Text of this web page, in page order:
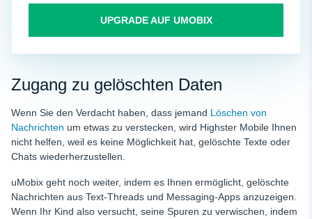
UPGRADE AUF UMOBIX
Zugang zu gelöschten Daten
Wenn Sie den Verdacht haben, dass jemand Löschen von
Nachrichten um etwas zu verstecken, wird Highster Mobile Ihnen
nicht helfen, weil es keine Möglichkeit hat, gelöschte Texte oder
Chats wiederherzustellen.
uMobix geht noch weiter, indem es Ihnen ermöglicht, gelöschte
Nachrichten aus Text-Threads und Messaging-Apps anzuzeigen.
Wenn Ihr Kind also versucht, seine Spuren zu verwischen, indem